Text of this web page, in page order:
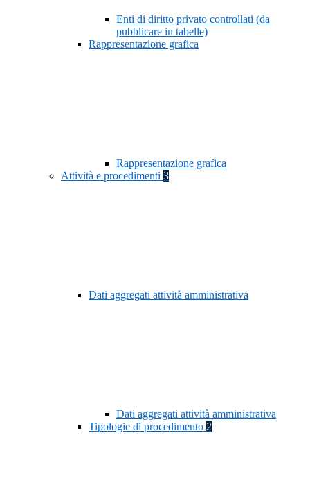
Enti di diritto privato controllati (da
pubblicare in tabelle)
Rappresentazione grafica
Rappresentazione grafica
Attività e procedimenti 3
Dati aggregati attività amministrativa
Dati aggregati attività amministrativa
Tipologie di procedimento 2